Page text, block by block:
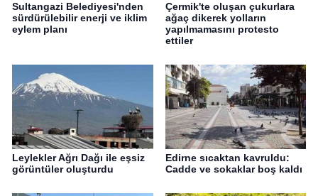
Sultangazi Belediyesi'nden
sürdürülebilir enerji ve iklim
eylem planı
Çermik'te oluşan çukurlara
ağaç dikerek yolların
yapılmamasını protesto
ettiler
Leylekler Ağrı Dağı ile eşsiz
görüntüler oluşturdu
Edirne sıcaktan kavruldu:
Cadde ve sokaklar boş kaldı